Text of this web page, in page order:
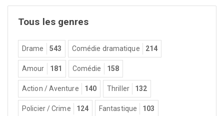
Tous les genres
Drame 543 Comédie dramatique 214
Amour 181 Comédie 158
Action / Aventure 140 Thriller 132
Policier / Crime 124 Fantastique 103